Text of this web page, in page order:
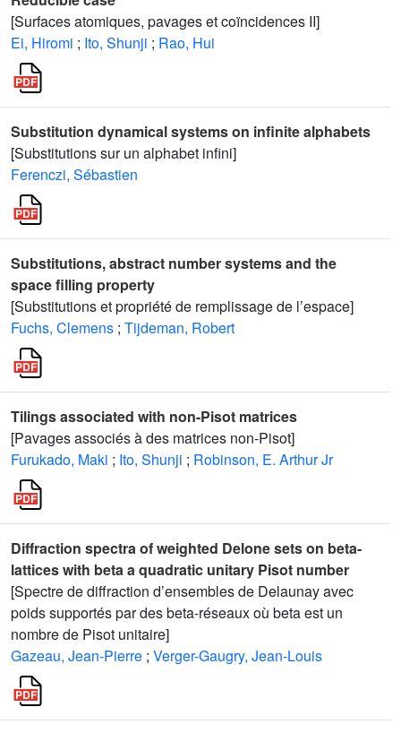
[Surfaces atomiques, pavages et coïncidences II]
Ei, Hiromi ; Ito, Shunji ; Rao, Hui
Substitution dynamical systems on infinite alphabets
[Substitutions sur un alphabet infini]
Ferenczi, Sébastien
Substitutions, abstract number systems and the
space filling property
[Substitutions et propriété de remplissage de l’espace]
Fuchs, Clemens ; Tijdeman, Robert
Tilings associated with non-Pisot matrices
[Pavages associés à des matrices non-Pisot]
Furukado, Maki ; Ito, Shunji ; Robinson, E. Arthur Jr
Diffraction spectra of weighted Delone sets on beta-
lattices with beta a quadratic unitary Pisot number
[Spectre de diffraction d’ensembles de Delaunay avec
poids supportés par des beta-réseaux où beta est un
nombre de Pisot unitaire]
Gazeau, Jean-Pierre ; Verger-Gaugry, Jean-Louis